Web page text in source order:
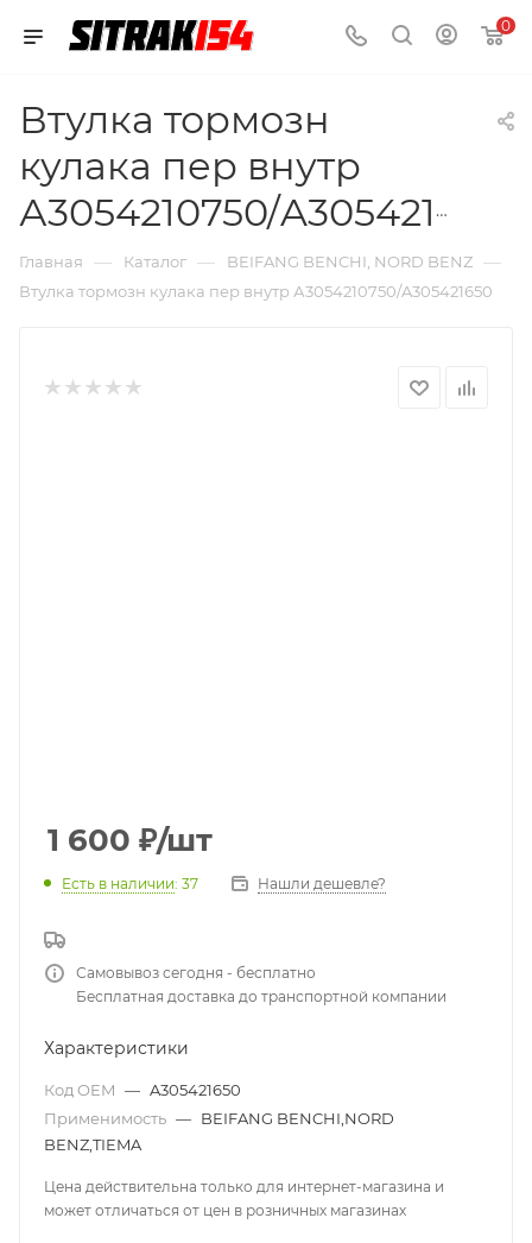
0
Втулка тормозн
кулака пер внутр
А3054210750/A305421650
Главная — Каталог — BEIFANG BENCHI, NORD BENZ —
Втулка тормозн кулака пер внутр А3054210750/A305421650
1 600 ₽/шт
Есть в наличии: 37 Нашли дешевле?
Самовывоз сегодня - бесплатно
Бесплатная доставка до транспортной компании
Характеристики
Код OEM — A305421650
Применимость — BEIFANG BENCHI,NORD
BENZ,TIEMA
Цена действительна только для интернет-магазина и
может отличаться от цен в розничных магазинах